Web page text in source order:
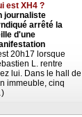
est XH4 ?
journaliste
arrêté la
d'une
est 20h17 lorsque
L. rentre
lui. Dans le hall de
immeuble, cinq